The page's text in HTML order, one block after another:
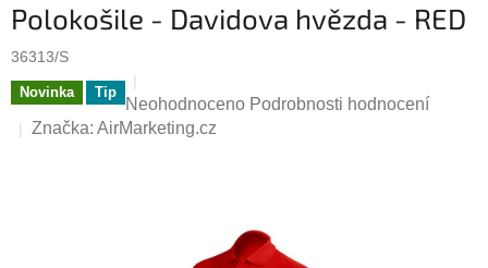
Polokošile - Davidova hvězda - RED
36313/S
Novinka Tip
Průměrné
hodnocení
Neohodnoceno Podrobnosti hodnocení
Značka: AirMarketing.cz